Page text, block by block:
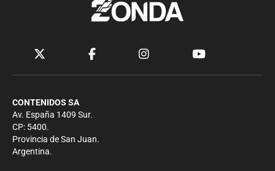
CONTENIDOS SA
Av. España 1409 Sur.
CP: 5400.
Provincia de San Juan.
Argentina.